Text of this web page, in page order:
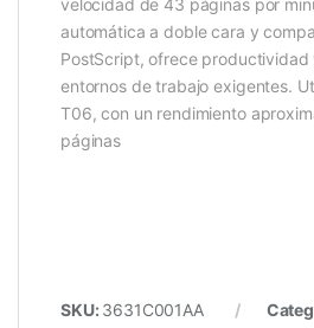
velocidad de 43 páginas por
automática a doble cara y
PostScript, ofrece
entornos de trabajo exigentes.
T06, con un rendimiento
páginas
SKU: 3631C001AA